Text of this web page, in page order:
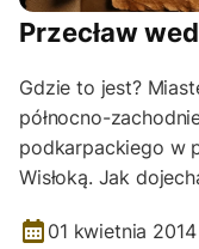
Przecław
Gdzie to jest?
północno-
podkarpackiego w
Wisłoką. Jak
01 kwietnia 2014